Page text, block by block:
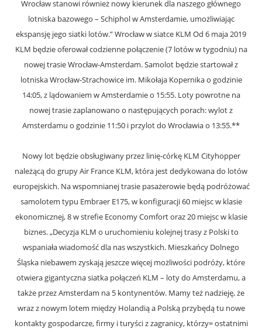
Wrocław stanowi również nowy kierunek dla naszego głównego
lotniska bazowego – Schiphol w Amsterdamie, umożliwiając
ekspansję jego siatki lotów.” Wrocław w siatce KLM Od 6 maja 2019
KLM będzie oferował codzienne połączenie (7 lotów w tygodniu) na
nowej trasie Wrocław-Amsterdam. Samolot będzie startował z
lotniska Wrocław-Strachowice im. Mikołaja Kopernika o godzinie
14:05, z lądowaniem w Amsterdamie o 15:55. Loty powrotne na
nowej trasie zaplanowano o następujących porach: wylot z
Amsterdamu o godzinie 11:50 i przylot do Wrocławia o 13:55.**
Nowy lot będzie obsługiwany przez linię-córkę KLM Cityhopper
należącą do grupy Air France KLM, która jest dedykowana do lotów
europejskich. Na wspomnianej trasie pasażerowie będą podróżować
samolotem typu Embraer E175, w konfiguracji 60 miejsc w klasie
ekonomicznej, 8 w strefie Economy Comfort oraz 20 miejsc w klasie
biznes. „Decyzja KLM o uruchomieniu kolejnej trasy z Polski to
wspaniała wiadomość dla nas wszystkich. Mieszkańcy Dolnego
Śląska niebawem zyskają jeszcze więcej możliwości podróży, które
otwiera gigantyczna siatka połączeń KLM – loty do Amsterdamu, a
także przez Amsterdam na 5 kontynentów. Mamy też nadzieję, że
wraz z nowym lotem między Holandią a Polską przybędą tu nowe
kontakty gospodarcze, firmy i turyści z zagranicy, którzy= ostatnimi